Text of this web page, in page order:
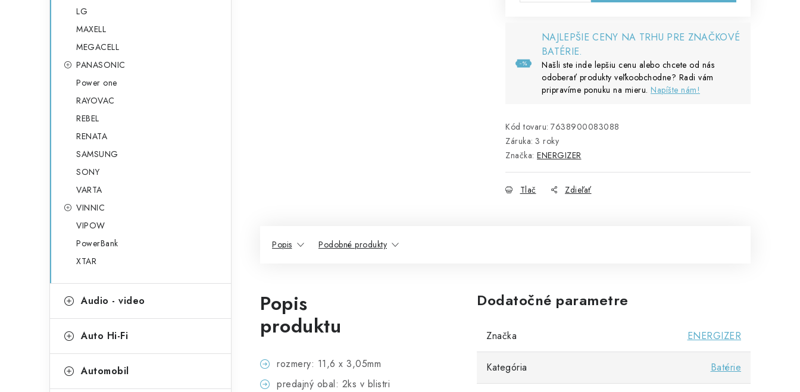
LG
MAXELL
MEGACELL
PANASONIC
Power one
RAYOVAC
REBEL
RENATA
SAMSUNG
SONY
VARTA
VINNIC
VIPOW
PowerBank
XTAR
Audio - video
Auto Hi-Fi
Automobil
NAJLEPŠIE CENY NA TRHU PRE ZNAČKOVÉ
BATÉRIE.
Našli ste inde lepšiu cenu alebo chcete od nás
odoberať produkty veľkoobchodne? Radi vám
pripravíme ponuku na mieru. Napíšte nám!
Kód tovaru: 7638900083088
Záruka: 3 roky
Značka: ENERGIZER
Tlač Zdieľať
Popis Podobné produkty
Popis
produktu
rozmery: 11,6 x 3,05mm
predajný obal: 2ks v blistri
Dodatočné parametre
Značka ENERGIZER
Kategória Batérie